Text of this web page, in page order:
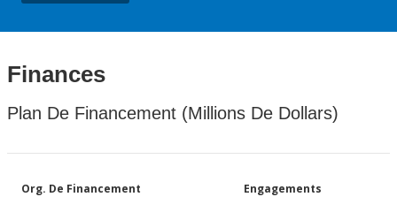
Finances
Plan De Financement (Millions De Dollars)
Org. De Financement Engagements